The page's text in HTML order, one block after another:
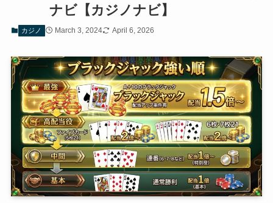
ナビ【カジノナビ】
カジノ March 3, 2024 April 6, 2026